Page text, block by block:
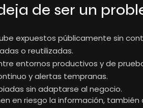
de ser un
expuestos públicamente sin
o reutilizadas.
entornos productivos y de
y alertas tempranas.
sin adaptarse al negocio.
en riesgo la información,